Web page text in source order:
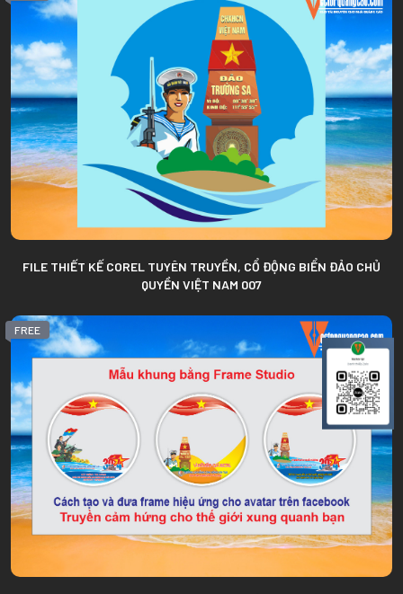
FILE THIẾT KẾ COREL TUYÊN TRUYỀN, CỔ ĐỘNG BIỂN ĐẢO CHỦ
QUYỀN VIỆT NAM 007
FREE